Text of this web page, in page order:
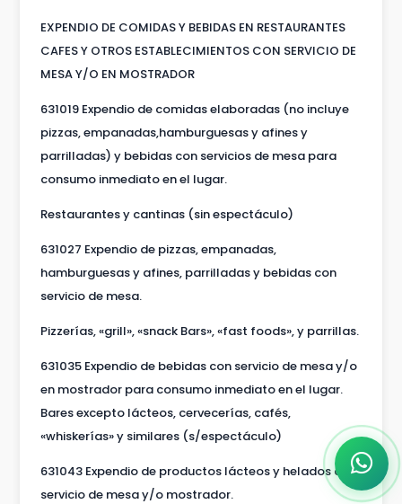
EXPENDIO DE COMIDAS Y BEBIDAS EN RESTAURANTES
CAFES Y OTROS ESTABLECIMIENTOS CON SERVICIO DE
MESA Y/O EN MOSTRADOR
631019 Expendio de comidas elaboradas (no incluye
pizzas, empanadas,hamburguesas y afines y
parrilladas) y bebidas con servicios de mesa para
consumo inmediato en el lugar.
Restaurantes y cantinas (sin espectáculo)
631027 Expendio de pizzas, empanadas,
hamburguesas y afines, parrilladas y bebidas con
servicio de mesa.
Pizzerías, «grill», «snack Bars», «fast foods», y parrillas.
631035 Expendio de bebidas con servicio de mesa y/o
en mostrador para consumo inmediato en el lugar.
Bares excepto lácteos, cervecerías, cafés,
«whiskerías» y similares (s/espectáculo)
631043 Expendio de productos lácteos y helados con
servicio de mesa y/o mostrador.